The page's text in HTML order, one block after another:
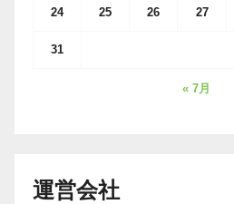
24 25 26 27
31
« 7月
運営会社